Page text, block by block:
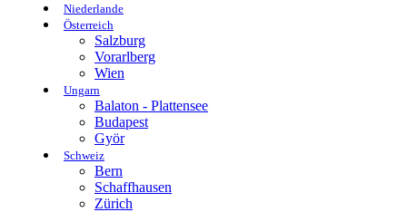
Niederlande
Österreich
Salzburg
Vorarlberg
Wien
Ungarn
Balaton - Plattensee
Budapest
Györ
Schweiz
Bern
Schaffhausen
Zürich